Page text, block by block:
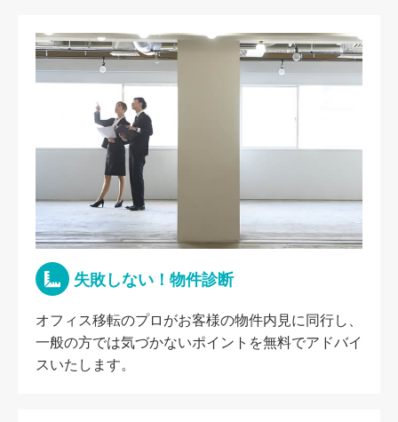
失敗しない！物件診断
オフィス移転のプロがお客様の物件内見に同行し、
一般の方では気づかないポイントを無料でアドバイ
スいたします。